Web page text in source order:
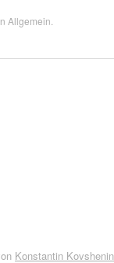
Allgemein
Konstantin Kovshenin